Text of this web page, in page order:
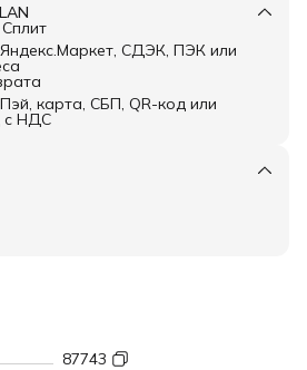
СДЭК, ПЭК или
карта, СБП, QR-код или
с НДС
87743